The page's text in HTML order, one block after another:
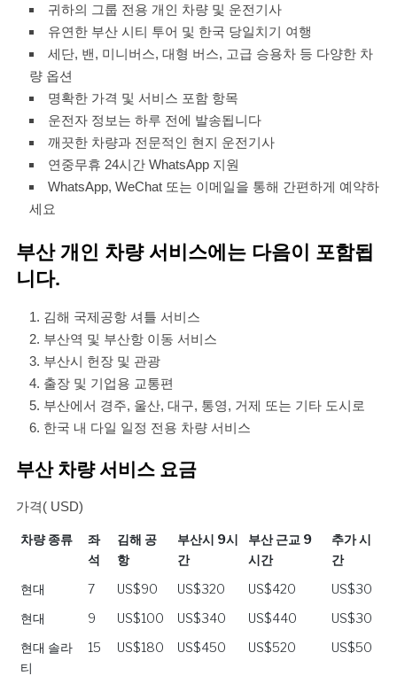
귀하의 그룹 전용 개인 차량 및 운전기사
유연한 부산 시티 투어 및 한국 당일치기 여행
세단, 밴, 미니버스, 대형 버스, 고급 승용차 등 다양한 차
량 옵션
명확한 가격 및 서비스 포함 항목
운전자 정보는 하루 전에 발송됩니다
깨끗한 차량과 전문적인 현지 운전기사
연중무휴 24시간 WhatsApp 지원
WhatsApp, WeChat 또는 이메일을 통해 간편하게 예약하
세요
부산 개인 차량 서비스에는 다음이 포함됩
니다.
김해 국제공항 셔틀 서비스
부산역 및 부산항 이동 서비스
부산시 헌장 및 관광
출장 및 기업용 교통편
부산에서 경주, 울산, 대구, 통영, 거제 또는 기타 도시로
한국 내 다일 일정 전용 차량 서비스
부산 차량 서비스 요금
가격( USD)
차량 종류
좌
석
김해 공
항
부산시 9시
간
부산 근교 9
시간
추가 시
간
차량 종류
좌
김해 공
부산시 9시
부산 근교 9
추가 시
현대 7 US$90 US$320 US$420
US$30
현대
9 US$100 US$340 US$440
US$30
현대 솔라
티
15 US$180 US$450 US$520 US$50